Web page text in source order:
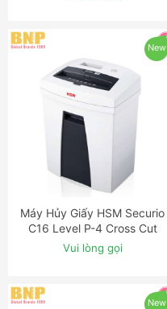
New
ĐẶT NGAY
Máy Hủy Giấy HSM Securio
C16 Level P-4 Cross Cut
Shredder
Vui lòng gọi
New